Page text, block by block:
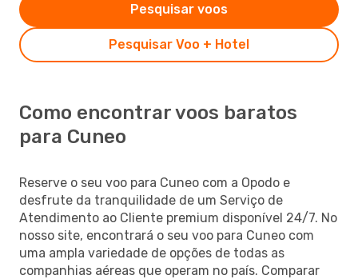
Pesquisar Voo + Hotel
Pesquisar voos
Como encontrar voos baratos
para Cuneo
Reserve o seu voo para Cuneo com a Opodo e
desfrute da tranquilidade de um Serviço de
Atendimento ao Cliente premium disponível 24/7. No
nosso site, encontrará o seu voo para Cuneo com
uma ampla variedade de opções de todas as
companhias aéreas que operam no país. Comparar